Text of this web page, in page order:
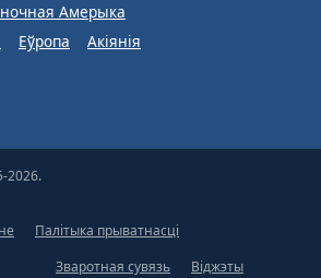
Амерыка
Еўропа Акіянія
2026.
Палітыка прыватнасці
Зваротная сувязь
Віджэты